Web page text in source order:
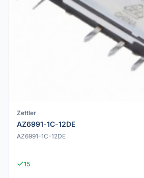
Zettler
AZ6991-1C-12DE
AZ6991-1C-12DE
15